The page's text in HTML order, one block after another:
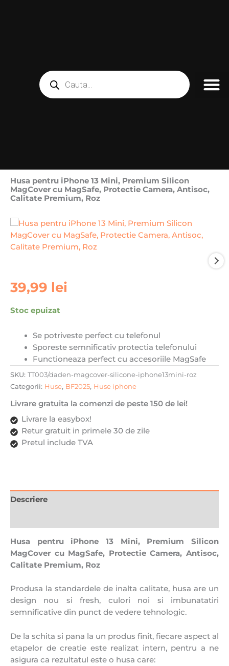
Products
search
Husa pentru iPhone 13 Mini, Premium Silicon
MagCover cu MagSafe, Protectie Camera, Antisoc,
Calitate Premium, Roz
39,99 lei
Stoc epuizat
Se potriveste perfect cu telefonul
Sporeste semnificativ protectia telefonului
Functioneaza perfect cu accesoriile MagSafe
SKU: TT003/daden-magcover-silicone-iphone13mini-roz
Categorii: Huse, BF2025, Huse iphone
Livrare gratuita la comenzi de peste 150 de lei!
Livrare la easybox!
Retur gratuit in primele 30 de zile
Pretul include TVA
Descriere
Husa pentru iPhone 13 Mini, Premium Silicon
MagCover cu MagSafe, Protectie Camera, Antisoc,
Calitate Premium, Roz
Produsa la standardele de inalta calitate, husa are un
design nou si fresh, culori noi si imbunatatiri
semnificative din punct de vedere tehnologic.
De la schita si pana la un produs finit, fiecare aspect al
etapelor de creatie este realizat intern, pentru a ne
asigura ca rezultatul este o husa care: